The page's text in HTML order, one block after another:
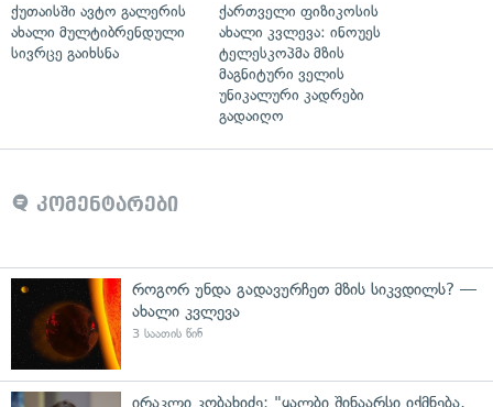
ქუთაისში ავტო გალერის
ახალი მულტიბრენდული
სივრცე გაიხსნა
ქართველი ფიზიკოსის
ახალი კვლევა: ინოუეს
ტელესკოპმა მზის
მაგნიტური ველის
უნიკალური კადრები
გადაიღო
კომენტარები
როგორ უნდა გადავურჩეთ მზის სიკვდილს? —
ახალი კვლევა
3 საათის წინ
ირაკლი კობახიძე: "ყალბი შინაარსი იქმნება,